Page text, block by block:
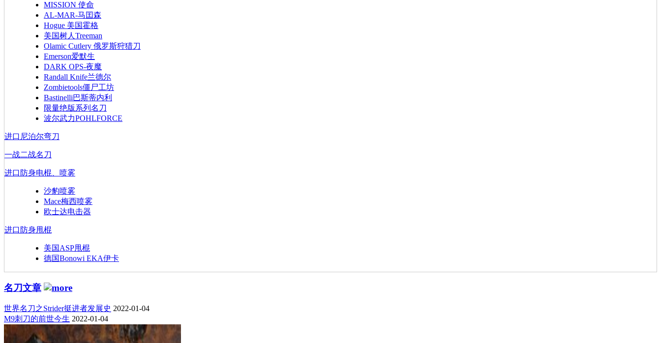
MISSION 使命
AL-MAR-马囯森
Hogue 美国霍格
美国树人Treeman
Olamic Cutlery 俄罗斯狩猎刀
Emerson爱默生
DARK OPS-夜魔
Randall Knife兰德尔
Zombietools僵尸工坊
Bastinelli巴斯蒂内利
限量绝版系列名刀
波尔武力POHLFORCE
进口尼泊尔弯刀
一战二战名刀
进口防身电棍、喷雾
沙豹喷雾
Mace梅西喷雾
欧士达电击器
进口防身甩棍
美国ASP甩棍
德国Bonowi EKA伊卡
名刀文章
世界名刀之Strider挺进者发展史 2022-01-04
M9刺刀的前世今生 2022-01-04